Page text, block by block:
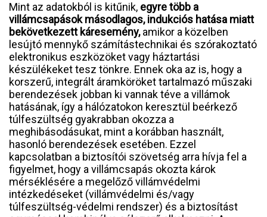
Mint az adatokból is kitűnik, egyre több a
villámcsapások másodlagos, indukciós hatása miatt
bekövetkezett káresemény,amikor a közelben
lesújtó mennykő számítástechnikai és szórakoztató
elektronikus eszközöket vagy háztartási
készülékeket tesz tönkre. Ennek oka az is, hogy a
korszerű, integrált áramköröket tartalmazó műszaki
berendezések jobban ki vannak téve a villámok
hatásának, így a hálózatokon keresztül beérkező
túlfeszültség gyakrabban okozza a
meghibásodásukat, mint a korábban használt,
hasonló berendezések esetében. Ezzel
kapcsolatban a biztosítói szövetség arra hívja fel a
figyelmet, hogy a villámcsapás okozta károk
mérséklésére a megelőző villámvédelmi
intézkedéseket (villámvédelmi és/vagy
túlfeszültség-védelmi rendszer) és a biztosítást